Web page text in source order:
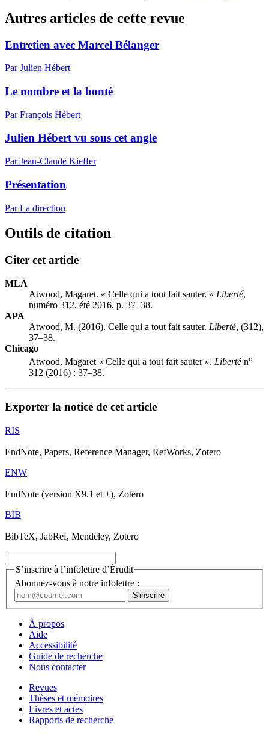
Autres articles de cette revue
Entretien avec Marcel Bélanger
Par Julien Hébert
Le nombre et la bonté
Par François Hébert
Julien Hébert vu sous cet angle
Par Jean-Claude Kieffer
Présentation
Par La direction
Outils de citation
Citer cet article
MLA
Atwood, Magaret. « Celle qui a tout fait sauter. » Liberté,
numéro 312, été 2016, p. 37–38.
APA
Atwood, M. (2016). Celle qui a tout fait sauter. Liberté, (312),
37–38.
Chicago
Atwood, Magaret « Celle qui a tout fait sauter ». Liberténo
312 (2016) : 37–38.
Exporter la notice de cet article
RIS
EndNote, Papers, Reference Manager, RefWorks, Zotero
ENW
EndNote (version X9.1 et +), Zotero
BIB
BibTeX, JabRef, Mendeley, Zotero
S’inscrire à l’infolettre d’Érudit
Abonnez-vous à notre infolettre :
À propos
Aide
Accessibilité
Guide de recherche
Nous contacter
Revues
Thèses et mémoires
Livres et actes
Rapports de recherche